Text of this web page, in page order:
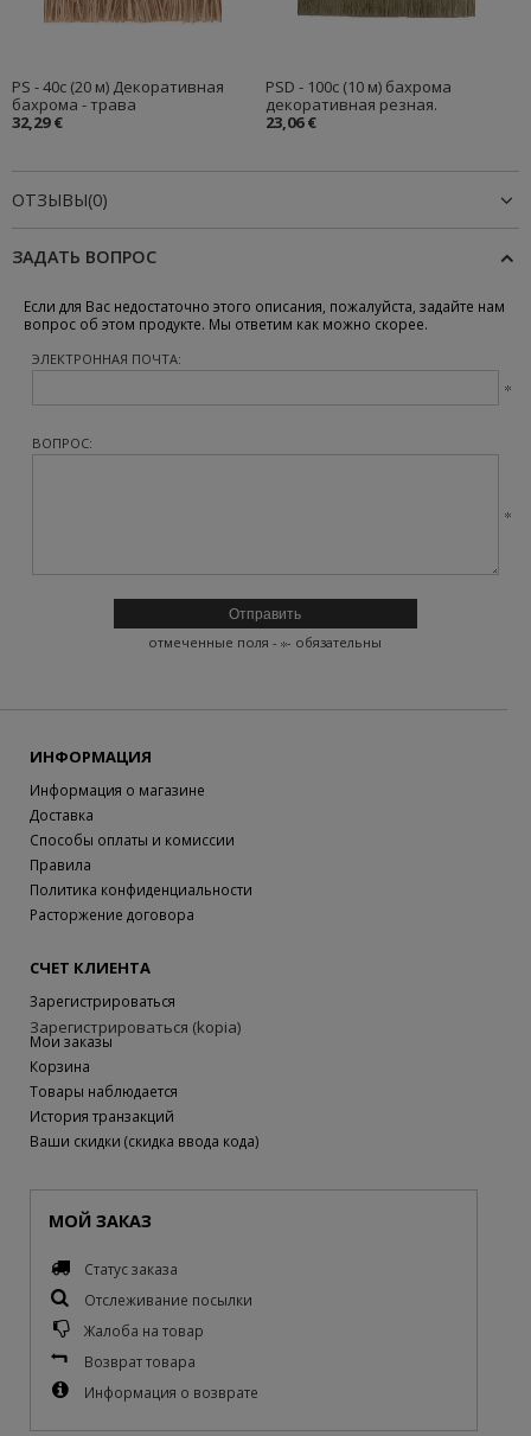
PS - 40с (20 м) Декоративная
бахрома - трава
32,29 €
PSD - 100c (10 м) бахрома
декоративная резная.
23,06 €
ОТЗЫВЫ(0)
ЗАДАТЬ ВОПРОС
Если для Вас недостаточно этого описания, пожалуйста, задайте нам
вопрос об этом продукте. Мы ответим как можно скорее.
ЭЛЕКТРОННАЯ ПОЧТА:
ВОПРОС:
отмеченные поля - - обязательны
ИНФОРМАЦИЯ
Информация о магазине
Доставка
Способы оплаты и комиссии
Правила
Политика конфиденциальности
Расторжение договора
СЧЕТ КЛИЕНТА
Зарегистрироваться
Зарегистрироваться (kopia)
Мои заказы
Корзина
Товары наблюдается
История транзакций
Ваши скидки (скидка ввода кода)
МОЙ ЗАКАЗ
Статус заказа
Отслеживание посылки
Жалоба на товар
Возврат товара
Информация о возврате